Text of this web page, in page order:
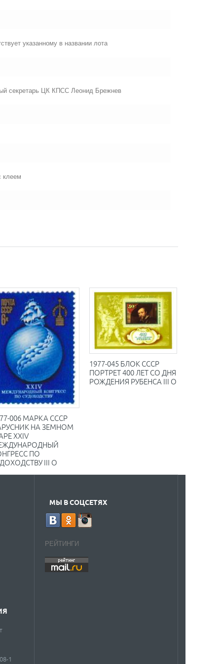
указанному в названии лота
секретарь ЦК КПСС Леонид Брежнев
клеем
006 МАРКА СССР
НА ЗЕМНОМ
XXIV
ПО
III O
1977-045 БЛОК СССР
ПОРТРЕТ 400 ЛЕТ СО ДНЯ
РОЖДЕНИЯ РУБЕНСА III O
1
МЫ В СОЦСЕТЯХ
РЕЙТИНГИ